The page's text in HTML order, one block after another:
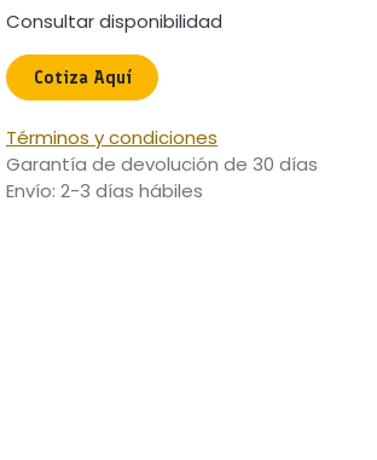
Consultar disponibilidad
Cotiza Aquí​
Términos y condiciones
Garantía de devolución de 30 días
Envío: 2-3 días hábiles